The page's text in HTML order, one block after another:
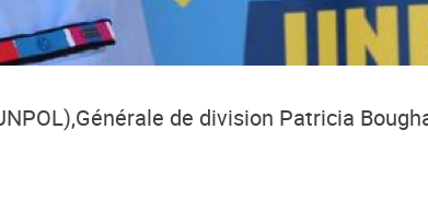
),Générale de division Patricia